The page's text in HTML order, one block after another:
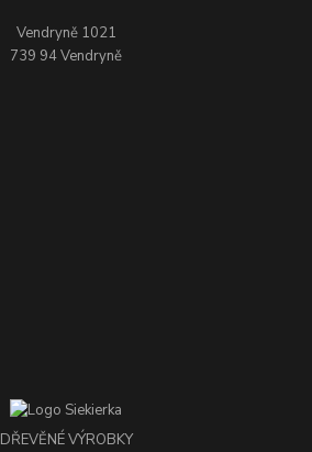
Vendryně 1021
739 94 Vendryně
DŘEVĚNÉ VÝROBKY